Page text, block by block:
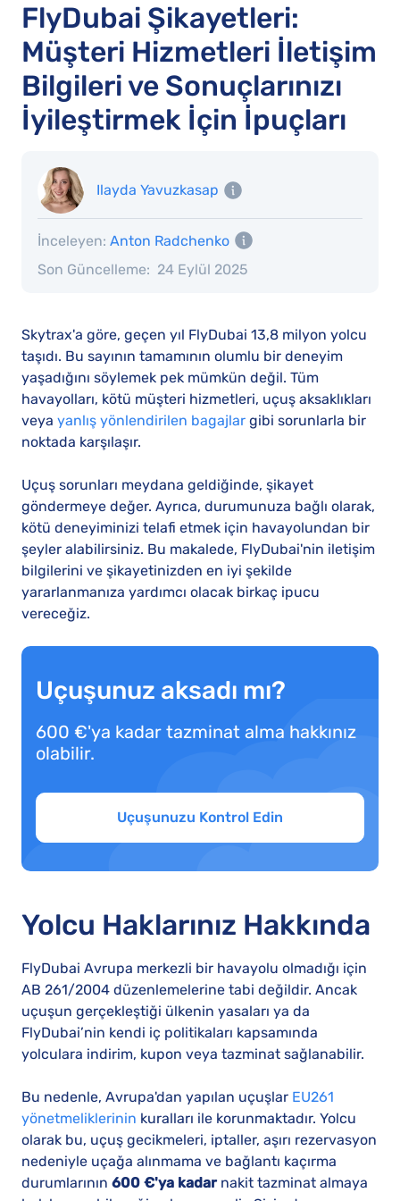
FlyDubai Şikayetleri:
Müşteri Hizmetleri İletişim
Bilgileri ve Sonuçlarınızı
İyileştirmek İçin İpuçları
Ilayda Yavuzkasap
Son Güncelleme: 24 Eylül 2025
İnceleyen: Anton Radchenko
Skytrax'a göre, geçen yıl FlyDubai 13,8 milyon yolcu
taşıdı. Bu sayının tamamının olumlu bir deneyim
yaşadığını söylemek pek mümkün değil. Tüm
havayolları, kötü müşteri hizmetleri, uçuş aksaklıkları
veya yanlış yönlendirilen bagajlar gibi sorunlarla bir
noktada karşılaşır.
Uçuş sorunları meydana geldiğinde, şikayet
göndermeye değer. Ayrıca, durumunuza bağlı olarak,
kötü deneyiminizi telafi etmek için havayolundan bir
şeyler alabilirsiniz. Bu makalede, FlyDubai'nin iletişim
bilgilerini ve şikayetinizden en iyi şekilde
yararlanmanıza yardımcı olacak birkaç ipucu
vereceğiz.
Uçuşunuz aksadı mı?
600 €'ya kadar tazminat alma hakkınız
olabilir.
Uçuşunuzu Kontrol Edin
Yolcu Haklarınız Hakkında
FlyDubai Avrupa merkezli bir havayolu olmadığı için
AB 261/2004 düzenlemelerine tabi değildir. Ancak
uçuşun gerçekleştiği ülkenin yasaları ya da
FlyDubai’nin kendi iç politikaları kapsamında
yolculara indirim, kupon veya tazminat sağlanabilir.
Bu nedenle, Avrupa'dan yapılan uçuşlar EU261
yönetmeliklerinin kuralları ile korunmaktadır. Yolcu
olarak bu, uçuş gecikmeleri, iptaller, aşırı rezervasyon
nedeniyle uçağa alınmama ve bağlantı kaçırma
durumlarının 600 €'ya kadarnakit tazminat almaya